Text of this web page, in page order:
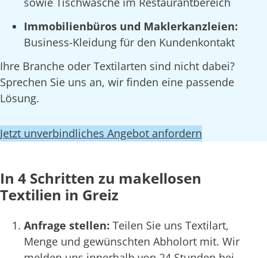
Immobilienbüros und Maklerkanzleien:
Business-Kleidung für den Kundenkontakt
Ihre Branche oder Textilarten sind nicht dabei?
Sprechen Sie uns an, wir finden eine passende
Lösung.
Jetzt unverbindliches Angebot anfordern
In 4 Schritten zu makellosen
Textilien in Greiz
Anfrage stellen: Teilen Sie uns Textilart,
Menge und gewünschten Abholort mit. Wir